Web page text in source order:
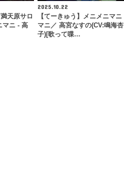
天原サロ
マニ - 高
2025.10.22
【てーきゅう】メニメニマニ
マニ／ 高宮なすの(CV:鳴海杏
子)[歌って喋…